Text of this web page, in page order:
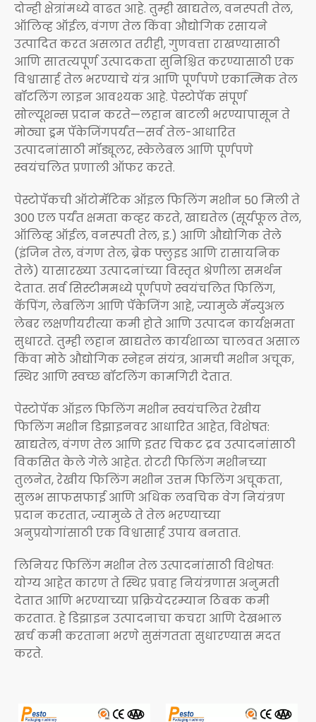
दोन्ही क्षेत्रांमध्ये वाढत आहे. तुम्ही खाद्यतेल, वनस्पती तेल,
ऑलिव्ह ऑईल, वंगण तेल किंवा औद्योगिक रसायने
उत्पादित करत असलात तरीही, गुणवत्ता राखण्यासाठी
आणि सातत्यपूर्ण उत्पादकता सुनिश्चित करण्यासाठी एक
विश्वासार्ह तेल भरण्याचे यंत्र आणि पूर्णपणे एकात्मिक तेल
बॉटलिंग लाइन आवश्यक आहे. पेस्टोपॅक संपूर्ण
सोल्यूशन्स प्रदान करते—लहान बाटली भरण्यापासून ते
मोठ्या ड्रम पॅकेजिंगपर्यंत—सर्व तेल-आधारित
उत्पादनांसाठी मॉड्यूलर, स्केलेबल आणि पूर्णपणे
स्वयंचलित प्रणाली ऑफर करते.
पेस्टोपॅकची ऑटोमॅटिक ऑइल फिलिंग मशीन 50 मिली ते
300 एल पर्यंत क्षमता कव्हर करते, खाद्यतेल (सूर्यफूल तेल,
ऑलिव्ह ऑईल, वनस्पती तेल, इ.) आणि औद्योगिक तेले
(इंजिन तेल, वंगण तेल, ब्रेक फ्लुइड आणि रासायनिक
तेले) यासारख्या उत्पादनांच्या विस्तृत श्रेणीला समर्थन
देतात. सर्व सिस्टीममध्ये पूर्णपणे स्वयंचलित फिलिंग,
कॅपिंग, लेबलिंग आणि पॅकेजिंग आहे, ज्यामुळे मॅन्युअल
लेबर लक्षणीयरीत्या कमी होते आणि उत्पादन कार्यक्षमता
सुधारते. तुम्ही लहान खाद्यतेल कार्यशाळा चालवत असाल
किंवा मोठे औद्योगिक स्नेहन संयंत्र, आमची मशीन अचूक,
स्थिर आणि स्वच्छ बॉटलिंग कामगिरी देतात.
पेस्टोपॅक ऑइल फिलिंग मशीन स्वयंचलित रेखीय
फिलिंग मशीन डिझाइनवर आधारित आहेत, विशेषत:
खाद्यतेल, वंगण तेल आणि इतर चिकट द्रव उत्पादनांसाठी
विकसित केले गेले आहेत. रोटरी फिलिंग मशीनच्या
तुलनेत, रेखीय फिलिंग मशीन उत्तम फिलिंग अचूकता,
सुलभ साफसफाई आणि अधिक लवचिक वेग नियंत्रण
प्रदान करतात, ज्यामुळे ते तेल भरण्याच्या
अनुप्रयोगांसाठी एक विश्वासार्ह उपाय बनतात.
लिनियर फिलिंग मशीन तेल उत्पादनांसाठी विशेषतः
योग्य आहेत कारण ते स्थिर प्रवाह नियंत्रणास अनुमती
देतात आणि भरण्याच्या प्रक्रियेदरम्यान ठिबक कमी
करतात. हे डिझाइन उत्पादनाचा कचरा आणि देखभाल
खर्च कमी करताना भरणे सुसंगतता सुधारण्यास मदत
करते.